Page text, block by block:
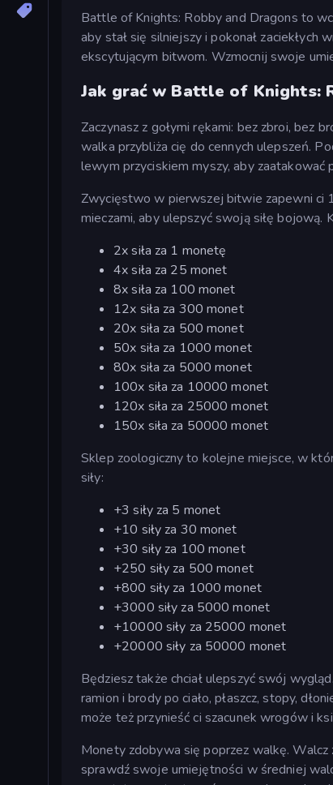
Battle of Knights: Robby and Dragons to
aby stał się silniejszy i pokonał zaciekłych
ekscytującym bitwom. Wzmocnij swoje
Jak grać w Battle of Knights:
Zaczynasz z gołymi rękami: bez zbroi, bez
walka przybliża cię do cennych ulepszeń.
lewym przyciskiem myszy, aby zaatakować
Zwycięstwo w pierwszej bitwie zapewni ci
mieczami, aby ulepszyć swoją siłę bojową.
2x siła za 1 monetę
4x siła za 25 monet
8x siła za 100 monet
12x siła za 300 monet
20x siła za 500 monet
50x siła za 1000 monet
80x siła za 5000 monet
100x siła za 10000 monet
120x siła za 25000 monet
150x siła za 50000 monet
Sklep zoologiczny to kolejne miejsce, w
siły:
+3 siły za 5 monet
+10 siły za 30 monet
+30 siły za 100 monet
+250 siły za 500 monet
+800 siły za 1000 monet
+3000 siły za 5000 monet
+10000 siły za 25000 monet
+20000 siły za 50000 monet
Będziesz także chciał ulepszyć swój
ramion i brody po ciało, płaszcz, stopy,
może też przynieść ci szacunek wrogów i
Monety zdobywa się poprzez walkę.
sprawdź swoje umiejętności w średniej